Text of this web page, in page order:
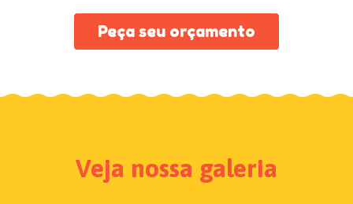
Peça seu orçamento
Veja nossa galeria